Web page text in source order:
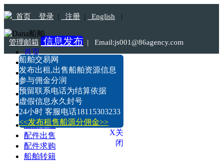
首页 登录 | 注册 | English |
管理邮箱 信息发布 | Email:js001@86agency.com
Tel:18115303233
首页
船舶转港·过户
船舶坞检·坞修·油漆
船价估算
船舶出售
船舶求购
船舶出租
船舶求租
配件出售
配件求购
船舶转籍
船舶交易网
发布出租,出售船舶资源信息
参与佣金分润
预留联系电话为结算依据
虚假信息永久封号
24小时 客服电话18115303233
<<发布租售船源分佣金>>
X关
闭